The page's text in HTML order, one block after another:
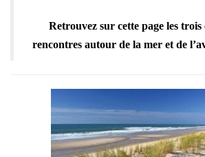
Retrouvez sur cette page les trois
rencontres autour de la mer et de